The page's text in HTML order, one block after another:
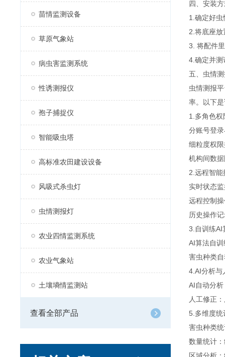
苗情监测设备
草原气象站
病虫害监测系统
性诱测报仪
孢子捕捉仪
智能吸虫塔
高标准农田建设设备
风吸式杀虫灯
虫情测报灯
农业四情监测系统
农业气象站
土壤墒情监测站
查看全部产品
四、安装
1.确定好
2.将底座
3. 将配件
4.确定并测
五、虫情
虫情测报
率。以下
1.多角色
分账号登
细粒度权
机构间数
2.远程智能
实时状态
远程控制
历史操作
3.自训练AI
AI算法自
害虫种类
4.AI分析与
AI自动分
人工修正
5.多维度统
害虫种类
数量统计